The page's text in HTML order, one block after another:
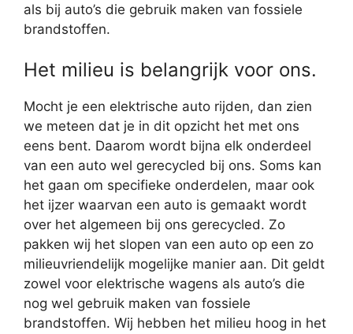
als bij auto’s die gebruik maken van fossiele
brandstoffen.
Het milieu is belangrijk voor ons.
Mocht je een elektrische auto rijden, dan zien
we meteen dat je in dit opzicht het met ons
eens bent. Daarom wordt bijna elk onderdeel
van een auto wel gerecycled bij ons. Soms kan
het gaan om specifieke onderdelen, maar ook
het ijzer waarvan een auto is gemaakt wordt
over het algemeen bij ons gerecycled. Zo
pakken wij het slopen van een auto op een zo
milieuvriendelijk mogelijke manier aan. Dit geldt
zowel voor elektrische wagens als auto’s die
nog wel gebruik maken van fossiele
brandstoffen. Wij hebben het milieu hoog in het